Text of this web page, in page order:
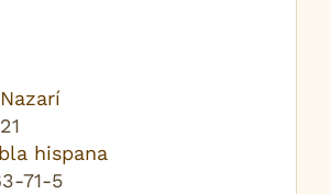
hispana
71-5